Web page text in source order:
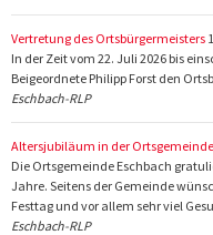
Vertretung des Ortsbürgermeisters
In der Zeit vom 22. Juli 2026 bis
Beigeordnete Philipp Forst den
Eschbach-RLP
Altersjubiläum in der
Die Ortsgemeinde Eschbach
Jahre. Seitens der Gemeinde
Festtag und vor allem sehr viel
Eschbach-RLP